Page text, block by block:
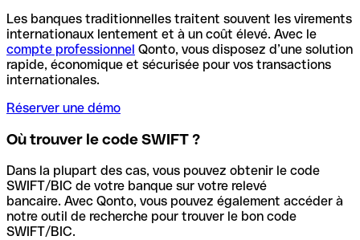
Les banques traditionnelles traitent souvent les virements
internationaux lentement et à un coût élevé. Avec le
compte professionnel Qonto, vous disposez d’une solution
rapide, économique et sécurisée pour vos transactions
internationales.
Réserver une démo
Où trouver le code SWIFT ?
Dans la plupart des cas, vous pouvez obtenir le code
SWIFT/BIC de votre banque sur votre relevé
bancaire. Avec Qonto, vous pouvez également accéder à
notre outil de recherche pour trouver le bon code
SWIFT/BIC.